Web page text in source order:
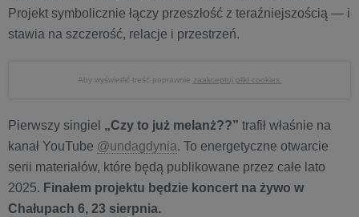
Projekt symbolicznie łączy przeszłość z teraźniejszością — i
stawia na szczerość, relacje i przestrzeń.
Aby wyświetlić treść poprawnie zaakceptuj pliki cookies.
Pierwszy singiel „Czy to już melanż??” trafił właśnie na
kanał YouTube @undagdynia. To energetyczne otwarcie
serii materiałów, które będą publikowane przez całe lato
2025. Finałem projektu będzie koncert na żywo w
Chałupach 6, 23 sierpnia.